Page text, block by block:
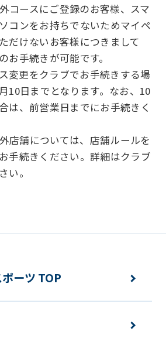
コースにご登録のお客様、スマ
コンをお持ちでないためマイペ
だけないお客様につきまして
お手続きが可能です。
変更をクラブでお手続きする場
10日までとなります。なお、10
は、前営業日までにお手続きく
店舗については、店舗ルールを
手続きください。詳細はクラブ
い。
Automatic
ーツ TOP